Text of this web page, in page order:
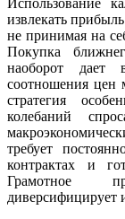
Использование
извлекать
не принимая на
Покупка
наоборот дает
соотношения цен
стратегия
колебаний
требует
контрактах и
Грамотное
диверсифицирует